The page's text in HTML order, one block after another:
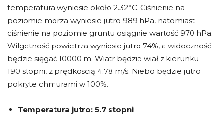
temperatura wyniesie około 2.32°C. Ciśnienie na
poziomie morza wyniesie jutro 989 hPa, natomiast
ciśnienie na poziomie gruntu osiągnie wartość 970 hPa.
Wilgotność powietrza wyniesie jutro 74%, a widoczność
będzie sięgać 10000 m. Wiatr będzie wiał z kierunku
190 stopni, z prędkością 4.78 m/s. Niebo będzie jutro
pokryte chmurami w 100%.
Temperatura jutro: 5.7 stopni